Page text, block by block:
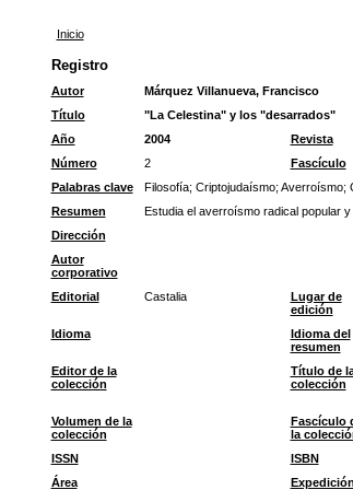
Inicio
Registro
Autor
Márquez Villanueva, Francisco
Título
"La Celestina" y los "desarrados"
Año
2004 Revista
Número
2 Fascículo
Palabras clave
Filosofía; Criptojudaísmo; Averroísmo;
Resumen
Estudia el averroísmo radical popular y
Dirección
Autor
corporativo
Editorial Castalia
Lugar de
edición
Idioma
Idioma del
resumen
Editor de la
colección
Título de
colección
Volumen de la
colección
Fascículo
la
ISSN ISBN
Área
Expedición